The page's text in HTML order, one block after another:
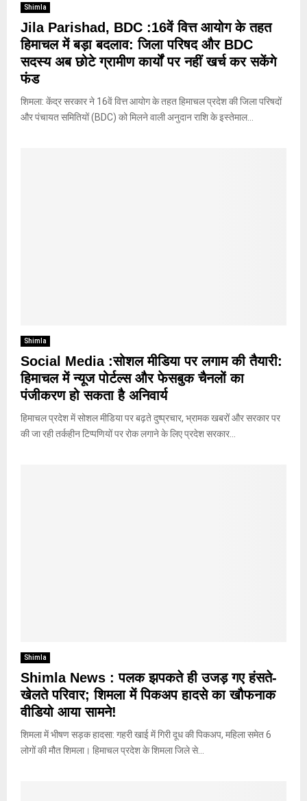
Shimla
Jila Parishad, BDC :16वें वित्त आयोग के तहत
हिमाचल में बड़ा बदलाव: जिला परिषद और BDC
सदस्य अब छोटे ग्रामीण कार्यों पर नहीं खर्च कर सकेंगे
फंड
शिमला: केंद्र सरकार ने 16वें वित्त आयोग के तहत हिमाचल प्रदेश की जिला परिषदों
और पंचायत समितियों (BDC) को मिलने वाली अनुदान राशि के इस्तेमाल...
Shimla
Social Media :सोशल मीडिया पर लगाम की तैयारी:
हिमाचल में न्यूज पोर्टल्स और फेसबुक चैनलों का
पंजीकरण हो सकता है अनिवार्य
हिमाचल प्रदेश में सोशल मीडिया पर बढ़ते दुष्प्रचार, भ्रामक खबरों और सरकार पर
की जा रही तर्कहीन टिप्पणियों पर रोक लगाने के लिए प्रदेश सरकार...
Shimla
Shimla News : पलक झपकते ही उजड़ गए हंसते-
खेलते परिवार; शिमला में पिकअप हादसे का खौफनाक
वीडियो आया सामने!
शिमला में भीषण सड़क हादसा: गहरी खाई में गिरी दूध की पिकअप, महिला समेत 6
लोगों की मौत शिमला। हिमाचल प्रदेश के शिमला जिले से...